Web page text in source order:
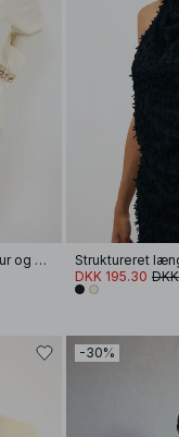
Langærmet top med struktur og drapering
DKK 195.30
-30%